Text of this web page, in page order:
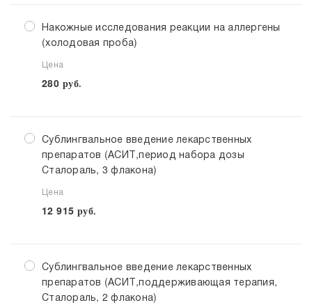
Накожные исследования реакции на аллергены
(холодовая проба)
Цена
280 руб.
Сублингвальное введение лекарственных
препаратов (АСИТ,период набора дозы
Сталораль, 3 флакона)
Цена
12 915 руб.
Сублингвальное введение лекарственных
препаратов (АСИТ,поддерживающая терапия,
Сталораль, 2 флакона)